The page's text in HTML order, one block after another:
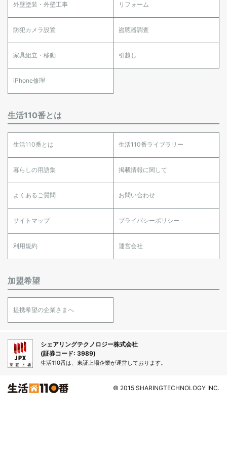
外壁塗装・外壁工事 リフォーム
防犯カメラ設置 盗聴器調査
家具組立・移動 引越し
iPhone修理
生活110番とは
生活110番とは 生活110番ライブラリー
暮らしの用語集 掲載情報に関して
よくあるご質問 お問い合わせ
サイトマップ プライバシーポリシー
利用規約 運営会社
加盟希望
提携希望の企業さまへ
シェアリングテクノロジー株式会社
(証券コード: 3989)
生活110番は、東証上場企業が運営しております。
© 2015 SHARINGTECHNOLOGY INC.